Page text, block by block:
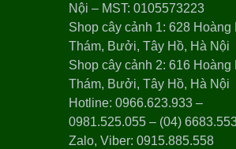
Nội – MST: 0105573223
Shop cây cảnh 1: 628 Hoàng
Thám, Bưởi, Tây Hồ, Hà Nội
Shop cây cảnh 2: 616 Hoàng
Thám, Bưởi, Tây Hồ, Hà Nội
Hotline: 0966.623.933 –
0981.525.055 – (04)
Zalo, Viber: 0915.885.558